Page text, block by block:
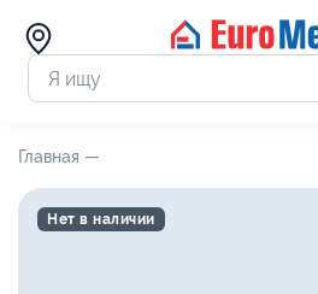
Главная —
Нет в наличии